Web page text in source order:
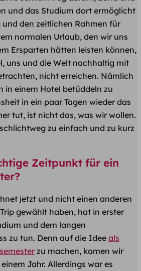
und das Studium dort ermöglicht
den zeitlichen Rahmen für
normalen Urlaub, den wir uns
Ersparten hätten leisten können,
uns und die Welt nachhaltig mit
nicht erreichen. Nämlich
in einem Hotel betüddeln zu
in ein paar Tagen wieder das
tut, ist nicht das, was wir wollen.
zu einfach und zu kurz
Zeitpunkt für ein
jetzt und nicht einen anderen
gewählt haben, hat in erster
und dem langen
zu tun. Denn auf die Idee als
zu machen, kamen wir
Jahr. Allerdings war es